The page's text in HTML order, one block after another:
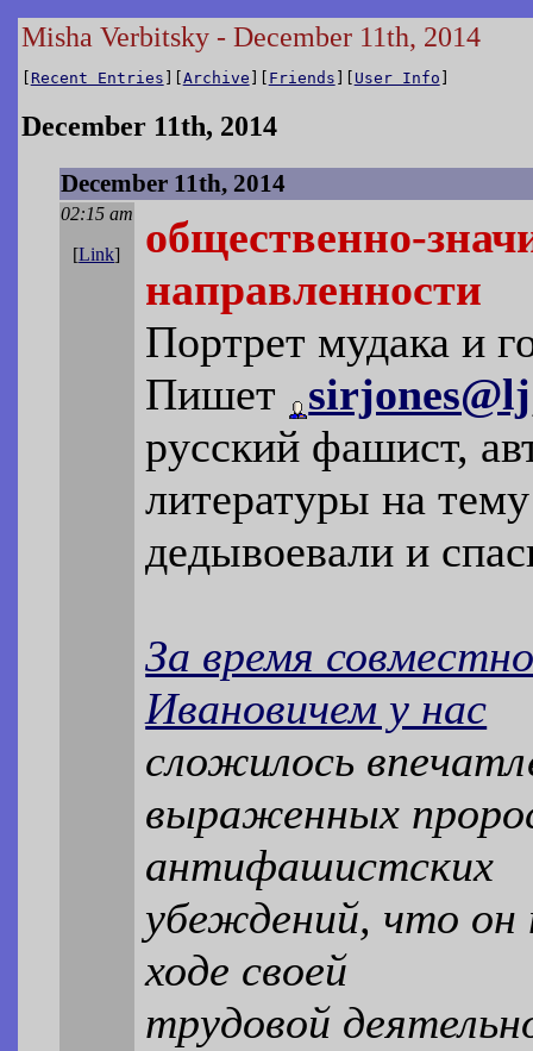
Misha Verbitsky - December 11th, 2014
[ Recent Entries ][Archive ][ Friends ][ User Info ]
December 11th, 2014
December 11th, 2014
02:15 am
[Link]
общественно-
направленности
Портрет мудака и
Пишет
sirjones@lj
русский фашист,
литературы на тему
дедывоевали и
За время
Ивановичем у нас
сложилось
выраженных
антифашистских
убеждений, что он
ходе своей
трудовой